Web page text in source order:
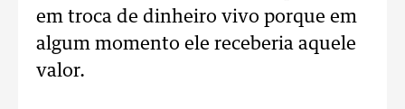
em troca de dinheiro vivo porque em
algum momento ele receberia aquele
valor.